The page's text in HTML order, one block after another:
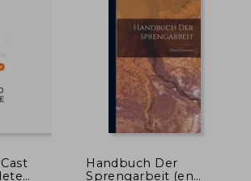
40%
dcto.
Handbuch Der
Sprengarbeit (en